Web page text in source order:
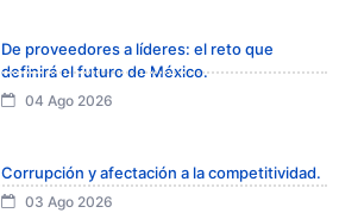
De proveedores a líderes: el reto que
definirá el futuro de México.
04 Ago 2026
Corrupción y afectación a la competitividad.
03 Ago 2026